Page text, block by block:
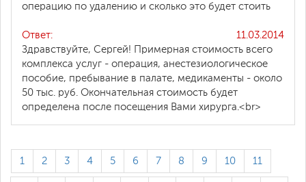
операцию по удалению и сколько это будет стоить
11.03.2014
Ответ:
Здравствуйте, Сергей! Примерная стоимость всего
комплекса услуг - операция, анестезиологическое
пособие, пребывание в палате, медикаменты - около
50 тыс. руб. Окончательная стоимость будет
определена после посещения Вами хирурга.<br>
1 2 3 4 5 6 7 8 9 10 11